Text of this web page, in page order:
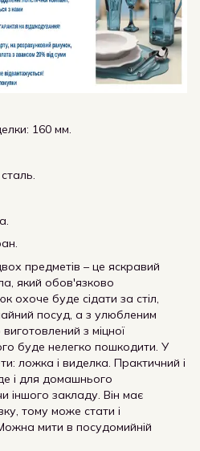
160 мм.
предметів – це яскравий
який обов'язково
охоче буде сідати за стіл,
посуд, а з улюбленим
з міцної
буде нелегко пошкодити. У
ложка і виделка. Практичний і
і для домашнього
іншого закладу. Він має
тому може стати і
мити в посудомийній